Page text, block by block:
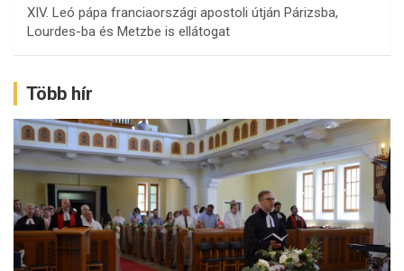
XIV. Leó pápa franciaországi apostoli útján Párizsba,
Lourdes-ba és Metzbe is ellátogat
Több hír